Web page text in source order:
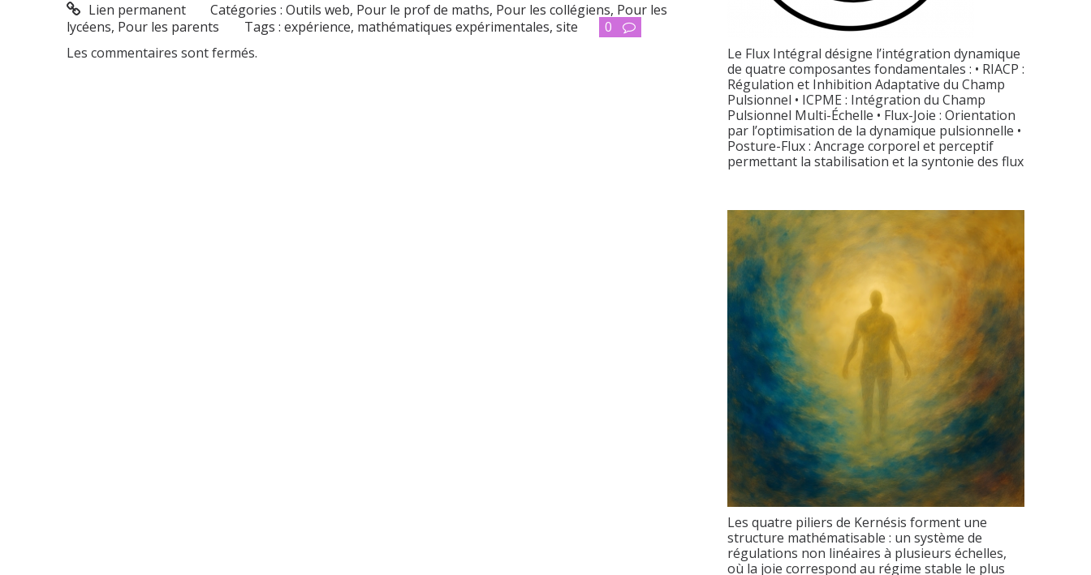
Lien permanent Catégories :Outils web, Pour le prof de maths, Pour les collégiens, Pour les
lycéens, Pour les parents Tags : expérience, mathématiques expérimentales, site
0
Les commentaires sont fermés.
Le Flux Intégral désigne l’intégration dynamique
de quatre composantes fondamentales : • RIACP :
Régulation et Inhibition Adaptative du Champ
Pulsionnel • ICPME : Intégration du Champ
Pulsionnel Multi-Échelle • Flux-Joie : Orientation
par l’optimisation de la dynamique pulsionnelle •
Posture-Flux : Ancrage corporel et perceptif
permettant la stabilisation et la syntonie des flux
Les quatre piliers de Kernésis forment une
structure mathématisable : un système de
régulations non linéaires à plusieurs échelles,
où la joie correspond au régime stable le plus